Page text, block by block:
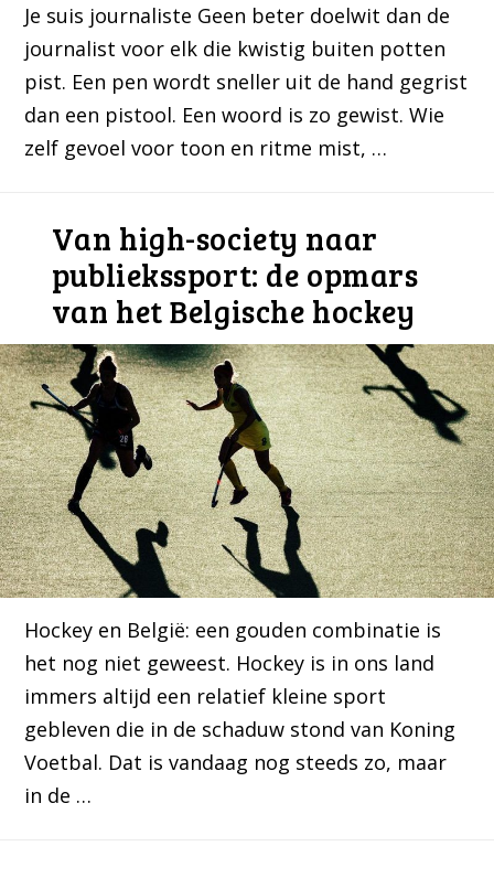
Je suis journaliste Geen beter doelwit dan de
journalist voor elk die kwistig buiten potten
pist. Een pen wordt sneller uit de hand gegrist
dan een pistool. Een woord is zo gewist. Wie
zelf gevoel voor toon en ritme mist, …
Van high-society naar
publiekssport: de opmars
van het Belgische hockey
Hockey en België: een gouden combinatie is
het nog niet geweest. Hockey is in ons land
immers altijd een relatief kleine sport
gebleven die in de schaduw stond van Koning
Voetbal. Dat is vandaag nog steeds zo, maar
in de …